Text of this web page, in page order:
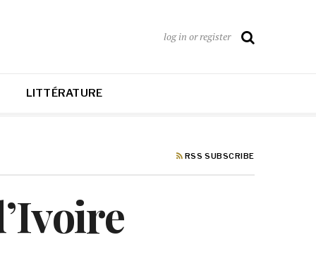
log in or register
LITTÉRATURE
RSS SUBSCRIBE